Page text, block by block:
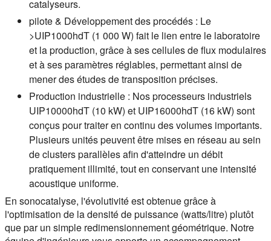
catalyseurs.
pilote & Développement des procédés : Le
>UIP1000hdT (1 000 W) fait le lien entre le laboratoire
et la production, grâce à ses cellules de flux modulaires
et à ses paramètres réglables, permettant ainsi de
mener des études de transposition précises.
Production industrielle : Nos processeurs industriels
UIP10000hdT (10 kW) et UIP16000hdT (16 kW) sont
conçus pour traiter en continu des volumes importants.
Plusieurs unités peuvent être mises en réseau au sein
de clusters parallèles afin d'atteindre un débit
pratiquement illimité, tout en conservant une intensité
acoustique uniforme.
En sonocatalyse, l'évolutivité est obtenue grâce à
l'optimisation de la densité de puissance (watts/litre) plutôt
que par un simple redimensionnement géométrique. Notre